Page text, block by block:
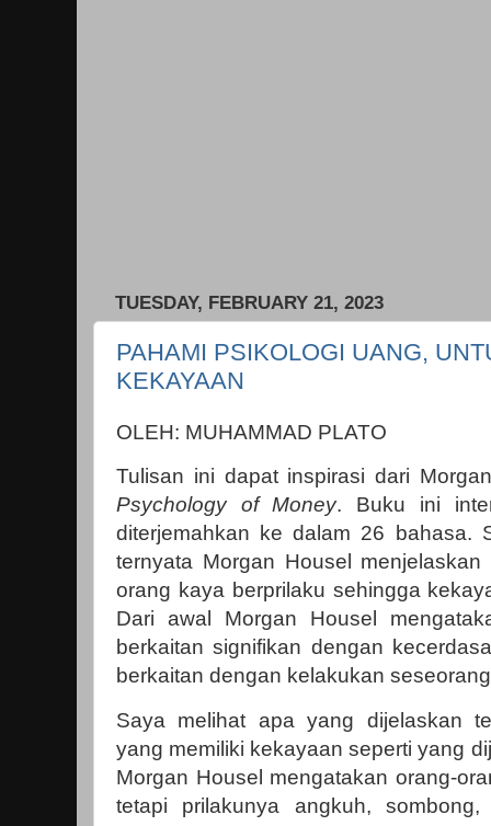
TUESDAY, FEBRUARY 21, 2023
PAHAMI PSIKOLOGI UANG,
KEKAYAAN
OLEH: MUHAMMAD PLATO
Tulisan ini dapat inspirasi dari
Psychology of Money. Buku ini
diterjemahkan ke dalam 26 bahasa.
ternyata Morgan Housel
orang kaya berprilaku sehingga
Dari awal Morgan Housel
berkaitan signifikan dengan
berkaitan dengan kelakukan
Saya melihat apa yang dijelaskan
yang memiliki kekayaan seperti yang
Morgan Housel mengatakan orang-
tetapi prilakunya angkuh,